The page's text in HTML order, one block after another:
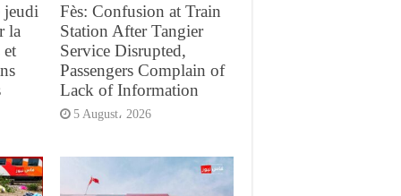
jeudi
la
et
Fès: Confusion at Train
Station After Tangier
Service Disrupted,
Passengers Complain of
Lack of Information
5 August، 2026